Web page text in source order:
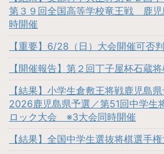
第３９回全国高等学校竜王戦 鹿
時開催
【重要】6/28（日）大会開催可否
【開催報告】第２回丁子屋杯石蔵
【結果】小学生倉敷王将戦鹿児島
2026鹿児島県予選／第51回中学生
ロック大会 ※3大会同時開催
【結果】全国中学生選抜将棋選手